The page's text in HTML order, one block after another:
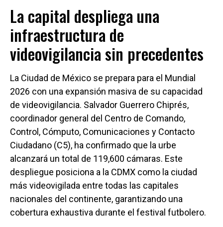
La capital despliega una
infraestructura de
videovigilancia sin precedentes
La Ciudad de México se prepara para el Mundial
2026 con una expansión masiva de su capacidad
de videovigilancia. Salvador Guerrero Chiprés,
coordinador general del Centro de Comando,
Control, Cómputo, Comunicaciones y Contacto
Ciudadano (C5), ha confirmado que la urbe
alcanzará un total de 119,600 cámaras. Este
despliegue posiciona a la CDMX como la ciudad
más videovigilada entre todas las capitales
nacionales del continente, garantizando una
cobertura exhaustiva durante el festival futbolero.